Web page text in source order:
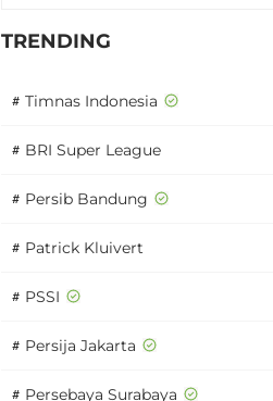
TRENDING
# Timnas Indonesia
# BRI Super League
# Persib Bandung
# Patrick Kluivert
# PSSI
# Persija Jakarta
# Persebaya Surabaya